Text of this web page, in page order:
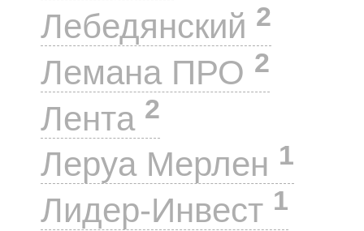
Лебедянский 2
Лемана ПРО 2
Лента 2
Леруа Мерлен 1
Лидер-Инвест 1